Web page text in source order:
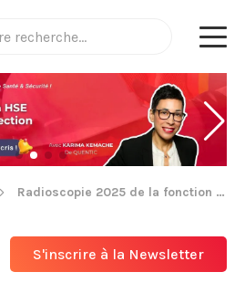
Radioscopie 2025 de la fonction QSE : salaires, pouvoir et défis sécurité au travail
S'inscrire à la Newsletter